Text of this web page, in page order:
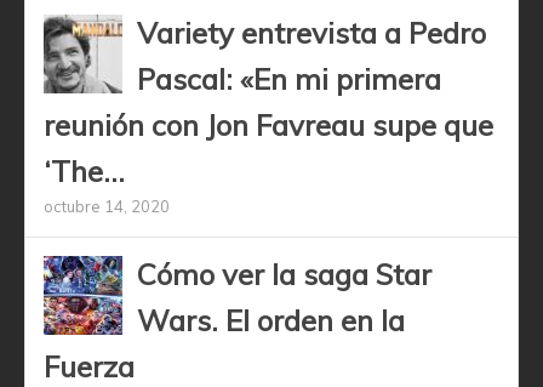
Variety entrevista a Pedro
Pascal: «En mi primera
reunión con Jon Favreau supe que
‘The...
octubre 14, 2020
Cómo ver la saga Star
Wars. El orden en la
Fuerza